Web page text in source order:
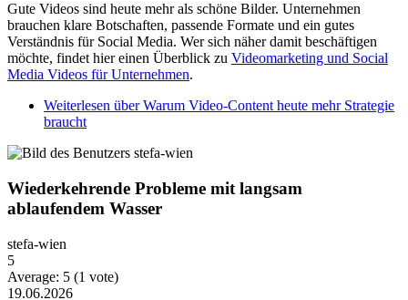
Gute Videos sind heute mehr als schöne Bilder. Unternehmen
brauchen klare Botschaften, passende Formate und ein gutes
Verständnis für Social Media. Wer sich näher damit beschäftigen
möchte, findet hier einen Überblick zu Videomarketing und Social
Media Videos für Unternehmen.
Weiterlesen über Warum Video-Content heute mehr Strategie
braucht
Wiederkehrende Probleme mit langsam
ablaufendem Wasser
stefa-wien
5
Average: 5 (1 vote)
19.06.2026